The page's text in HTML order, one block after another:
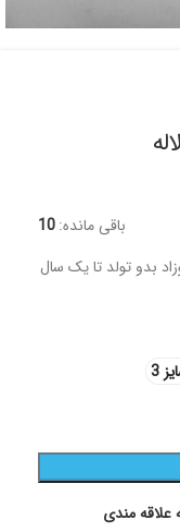
باقی مانده:10
بدو تولد تا یک سال
3
علاقه مندی